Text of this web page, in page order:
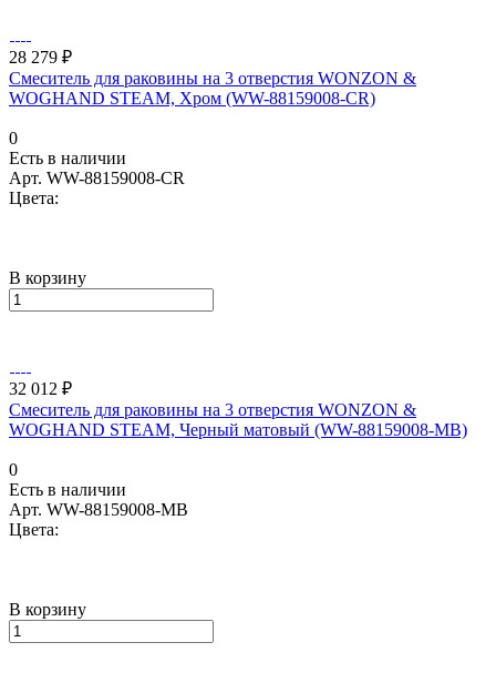
28 279 ₽
Смеситель для раковины на 3 отверстия WONZON &
WOGHAND STEAM, Хром (WW-88159008-CR)
0
Есть в наличии
Арт. WW-88159008-CR
Цвета:
В корзину
32 012 ₽
Смеситель для раковины на 3 отверстия WONZON &
WOGHAND STEAM, Черный матовый (WW-88159008-MB)
0
Есть в наличии
Арт. WW-88159008-MB
Цвета:
В корзину